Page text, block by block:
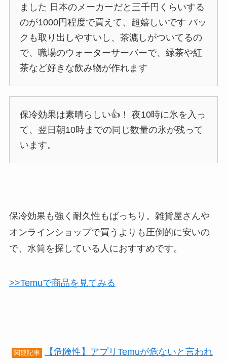
ました 日本のメーカーだと三千円くらいする
のが1000円程度で買えて、超嬉しいです パッ
クも取り出しやすいし、茶漉しがついてるの
で、職場のウォーターサーバーで、緑茶や紅
茶など好きな飲み物が作れます
保冷効果は素晴らしい👍！ 夜10時に氷を入っ
て、翌日朝10時までの同じ数量の氷が残って
います。
保冷効果も強く耐久性もばっちり。雑貨屋さんや
オンラインショップで買うよりも圧倒的に安いの
で、水筒を探している人におすすめです。
>>Temuで商品を見てみる
関連記事
【危険性】アプリTemuが危ないと言われ